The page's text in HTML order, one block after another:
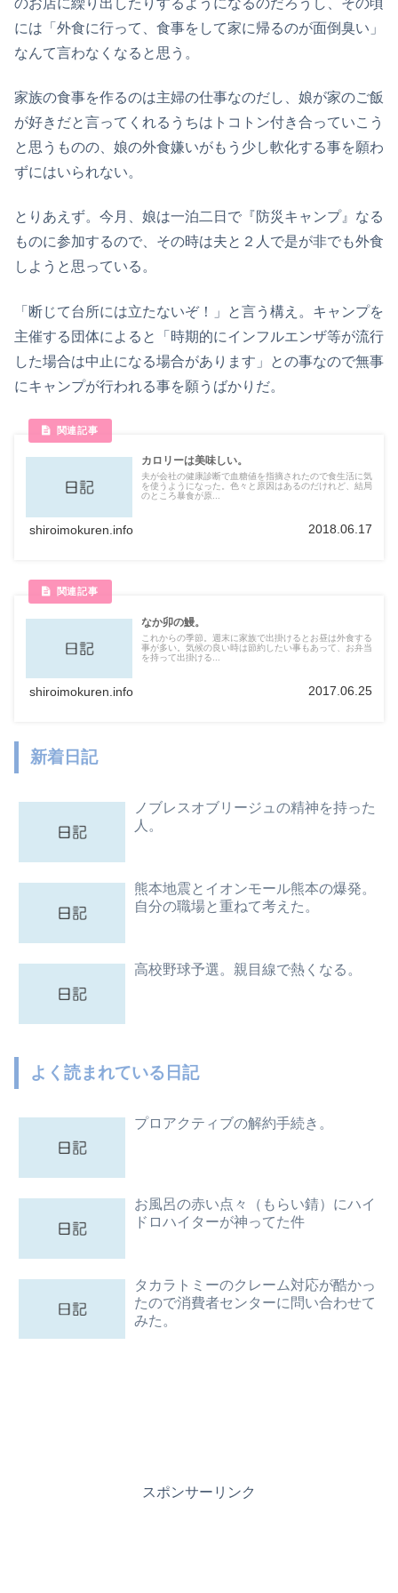
には「外食に行って、食事をして家に帰るのが面倒臭い」
なんて言わなくなると思う。
家族の食事を作るのは主婦の仕事なのだし、娘が家のご飯
が好きだと言ってくれるうちはトコトン付き合っていこう
と思うものの、娘の外食嫌いがもう少し軟化する事を願わ
ずにはいられない。
とりあえず。今月、娘は一泊二日で『防災キャンプ』なる
ものに参加するので、その時は夫と２人で是が非でも外食
しようと思っている。
「断じて台所には立たないぞ！」と言う構え。キャンプを
主催する団体によると「時期的にインフルエンザ等が流行
した場合は中止になる場合があります」との事なので無事
にキャンプが行われる事を願うばかりだ。
カロリーは美味しい。
夫が会社の健康診断で血糖値を指摘されたので食生活に気
を使うようになった。色々と原因はあるのだけれど、結局
のところ暴食が原...
shiroimokuren.info 2018.06.17
なか卯の鰻。
これからの季節。週末に家族で出掛けるとお昼は外食する
事が多い。気候の良い時は節約したい事もあって、お弁当
を持って出掛ける...
shiroimokuren.info 2017.06.25
新着日記
ノブレスオブリージュの精神を持った
人。
熊本地震とイオンモール熊本の爆発。
自分の職場と重ねて考えた。
高校野球予選。親目線で熱くなる。
よく読まれている日記
プロアクティブの解約手続き。
お風呂の赤い点々（もらい錆）にハイ
ドロハイターが神ってた件
タカラトミーのクレーム対応が酷かっ
たので消費者センターに問い合わせて
みた。
スポンサーリンク